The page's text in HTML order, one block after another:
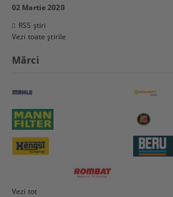
02 Martie 2020
RSS știri
Vezi toate știrile
Mărci
Vezi tot